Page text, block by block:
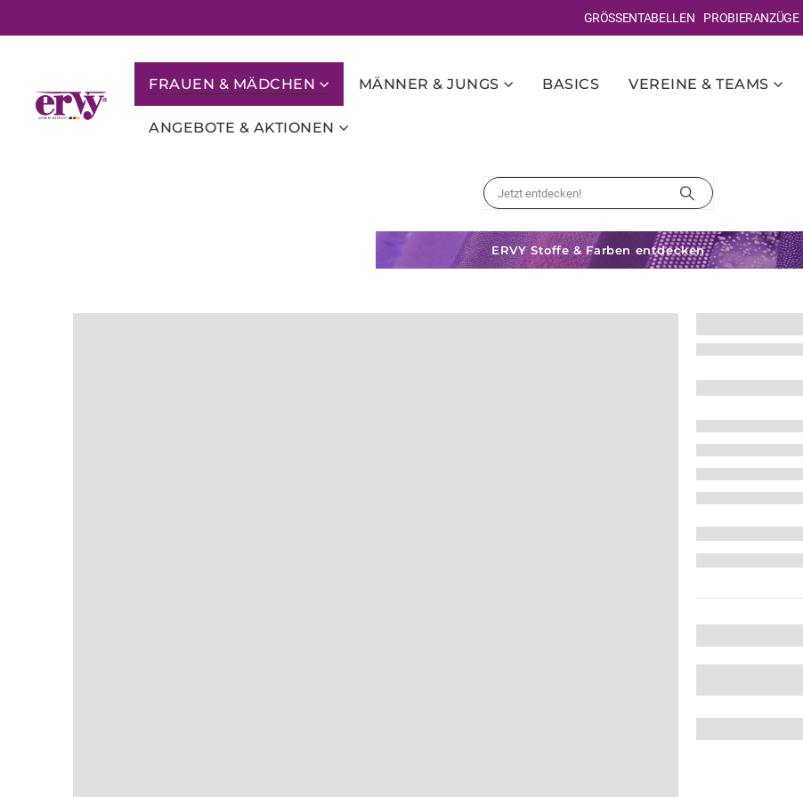
GRÖSSENTABELLEN PROBIERANZÜGE
FRAUEN & MÄDCHEN MÄNNER & JUNGS BASICS VEREINE & TEAMS
ANGEBOTE & AKTIONEN
ERVY Stoffe & Farben entdecken